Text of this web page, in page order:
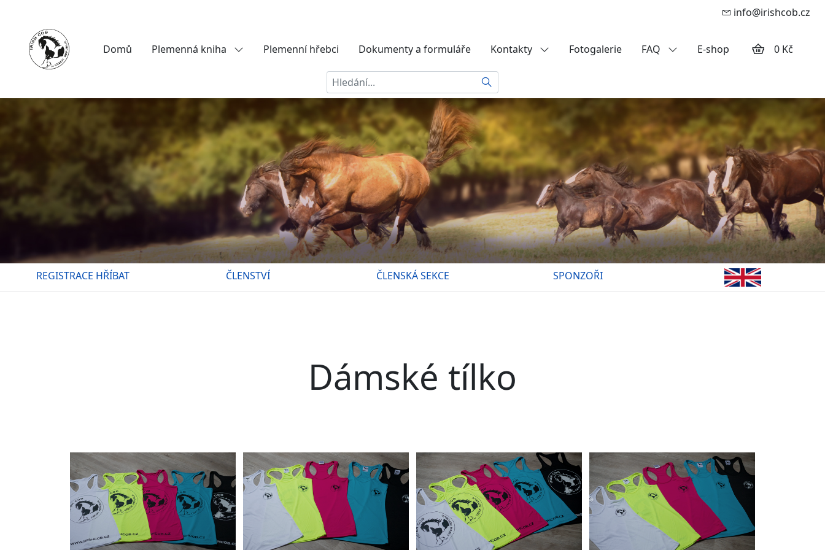
info@irishcob.cz
Domů Plemenná kniha Plemenní hřebci Dokumenty a formuláře Kontakty Fotogalerie FAQ E-shop 0 Kč
Hledat
REGISTRACE HŘÍBAT ČLENSTVÍ ČLENSKÁ SEKCE SPONZOŘI
Dámské tílko